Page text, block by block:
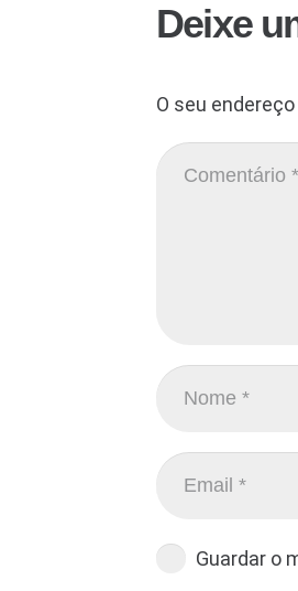
Deixe
O seu
Guardar o